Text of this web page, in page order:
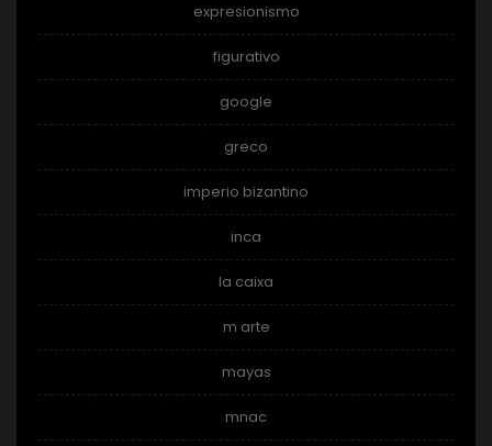
expresionismo
figurativo
google
greco
imperio bizantino
inca
la caixa
m arte
mayas
mnac